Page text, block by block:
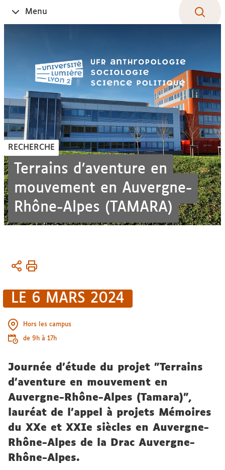
Ouvrir
le
Menu
RECHERCHE
Terrains d’aventure en
mouvement en Auvergne-
Rhône-Alpes (TAMARA)
Vous
Accueil
Toute
LE 6 MARS 2024
Hors les campus
de 9h à 17h
Journée d'étude du projet "Terrains
d’aventure en mouvement en
Auvergne-Rhône-Alpes (Tamara)",
lauréat de l’appel à projets Mémoires
du XXe et XXIe siècles en Auvergne-
Rhône-Alpes de la Drac Auvergne-
Rhône-Alpes.